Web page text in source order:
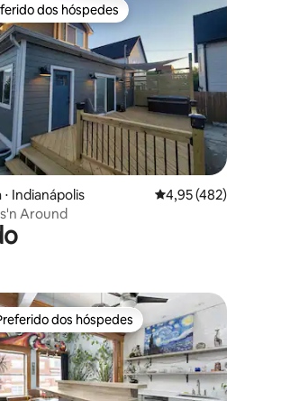
média de 5, 112 avaliações
dos hóspedes
dos hóspedes
⋅ Indianápolis 4,95 de uma avaliação
4,95 (482)
Around
os melhores preferidos dos hóspedes
dos hóspedes